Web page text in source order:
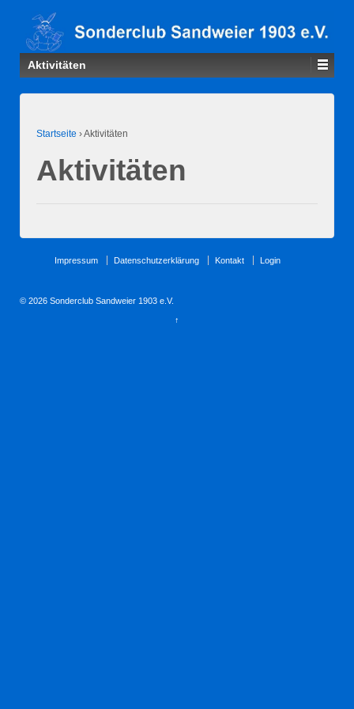
Aktivitäten
Startseite ›Aktivitäten
Aktivitäten
Impressum Datenschutzerklärung Kontakt Login
© 2026 Sonderclub Sandweier 1903 e.V.
↑